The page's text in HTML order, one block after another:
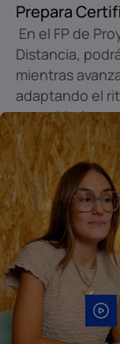
Prepara
En el FP de
Distancia,
mientras
adaptando el
capacidades